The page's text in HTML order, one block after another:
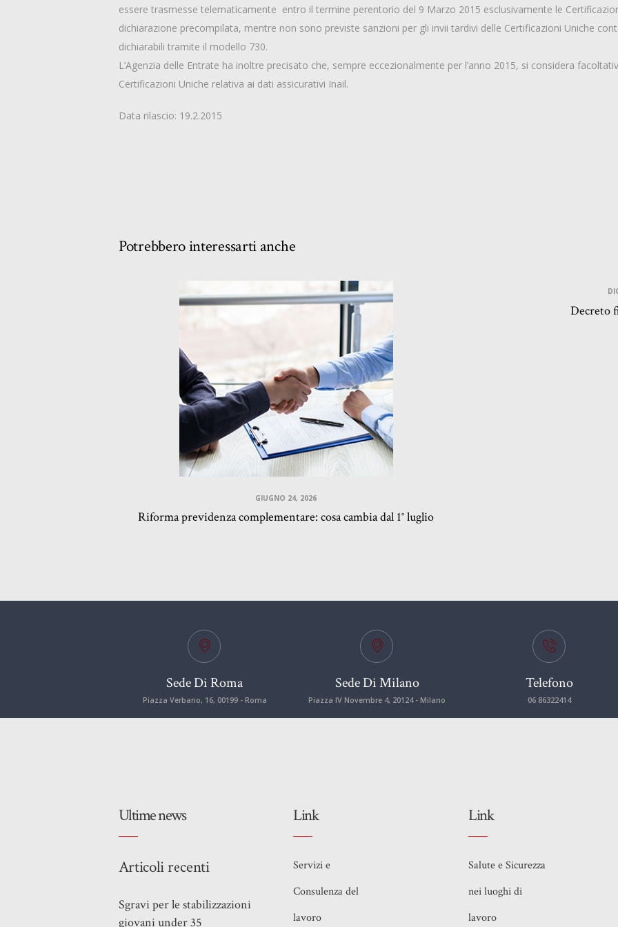
essere trasmesse telematicamente entro il termine perentorio del 9 Marzo 2015 esclusivamente le
dichiarazione precompilata, mentre non sono previste sanzioni per gli invii tardivi delle Certificazioni Uniche
dichiarabili tramite il modello 730.
L’Agenzia delle Entrate ha inoltre precisato che, sempre eccezionalmente per l’anno 2015, si considera
Certificazioni Uniche relativa ai dati assicurativi Inail.
Data rilascio: 19.2.2015
Potrebbero interessarti anche
GIUGNO 24, 2026
Riforma previdenza complementare: cosa cambia dal 1° luglio
Decreto
Sede Di Roma
Piazza Verbano, 16, 00199 - Roma
Sede Di Milano
Piazza IV Novembre 4, 20124 - Milano
Telefono
06 86322414
Ultime news
Articoli recenti
Sgravi per le stabilizzazioni
giovani under 35
Link
Servizi e
Consulenza del
lavoro
Link
Salute e Sicurezza
nei luoghi di
lavoro